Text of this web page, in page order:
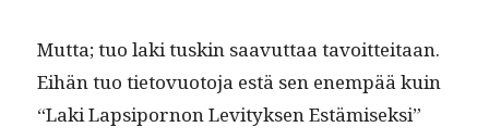
Mut­ta; tuo laki tuskin saavut­taa tavoit­teitaan.
Eihän tuo tietovuo­to­ja estä sen enem­pää kuin
“Laki Lap­si­pornon Lev­i­tyk­sen Estämisek­si”